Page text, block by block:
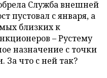
Служба внешней
пустовал с января, а
близких к
– Рустему
назначение с точки
За что с ней так?